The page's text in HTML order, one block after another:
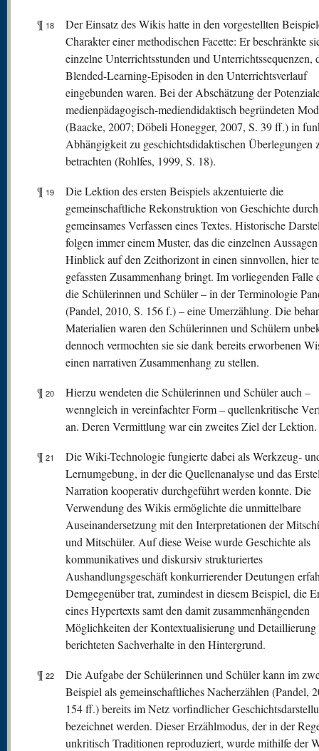
¶ 18
Der Einsatz des Wikis hatte in den vorgestellten
Charakter einer methodischen Facette: Er beschränkte
einzelne Unterrichtsstunden und Unterrichtssequenzen,
Blended-Learning-Episoden in den Unterrichtsverlauf
eingebunden waren. Bei der Abschätzung der
medienpädagogisch-mediendidaktisch begründeten
(Baacke, 2007; Döbeli Honegger, 2007, S. 39 ff.) in
Abhängigkeit zu geschichtsdidaktischen Überlegungen
betrachten (Rohlfes, 1999, S. 18).
¶ 19
Die Lektion des ersten Beispiels akzentuierte die
gemeinschaftliche Rekonstruktion von Geschichte durch
gemeinsames Verfassen eines Textes. Historische
folgen immer einem Muster, das die einzelnen
Hinblick auf den Zeithorizont in einen sinnvollen, hier
gefassten Zusammenhang bringt. Im vorliegenden Falle
die Schülerinnen und Schüler – in der Terminologie
(Pandel, 2010, S. 156 f.) – eine Umerzählung. Die
Materialien waren den Schülerinnen und Schülern
dennoch vermochten sie sie dank bereits erworbenen
einen narrativen Zusammenhang zu stellen.
¶ 20
Hierzu wendeten die Schülerinnen und Schüler auch –
wenngleich in vereinfachter Form – quellenkritische
an. Deren Vermittlung war ein zweites Ziel der Lektion.
¶ 21
Die Wiki-Technologie fungierte dabei als Werkzeug-
Lernumgebung, in der die Quellenanalyse und das
Narration kooperativ durchgeführt werden konnte. Die
Verwendung des Wikis ermöglichte die unmittelbare
Auseinandersetzung mit den Interpretationen der
und Mitschüler. Auf diese Weise wurde Geschichte als
kommunikatives und diskursiv strukturiertes
Aushandlungsgeschäft konkurrierender Deutungen
Demgegenüber trat, zumindest in diesem Beispiel, die
eines Hypertexts samt den damit zusammenhängenden
Möglichkeiten der Kontextualisierung und Detaillierung
berichteten Sachverhalte in den Hintergrund.
¶ 22
Die Aufgabe der Schülerinnen und Schüler kann im
Beispiel als gemeinschaftliches Nacherzählen (Pandel,
154 ff.) bereits im Netz vorfindlicher
bezeichnet werden. Dieser Erzählmodus, der in der
unkritisch Traditionen reproduziert, wurde mithilfe der